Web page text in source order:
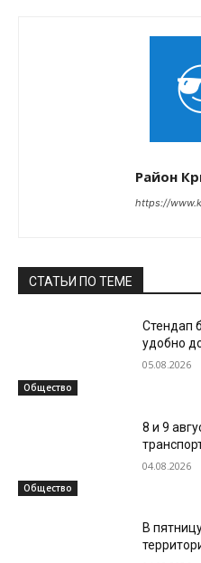
Район
https://
СТАТЬИ ПО ТЕМЕ
Общество
Стендап
удобно
05.08.2026
Общество
8 и 9
04.08.2026
В